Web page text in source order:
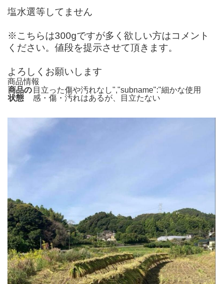
塩水選等してません
※こちらは300gですが多く欲しい方はコメント
ください。値段を提示させて頂きます。
よろしくお願いします
商品情報
商品の
状態
目立った傷や汚れなし","subname":"細かな使用
感・傷・汚れはあるが、目立たない